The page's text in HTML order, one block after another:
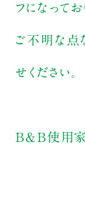
フになってお
ご不明な点
せください。
B&B使用家